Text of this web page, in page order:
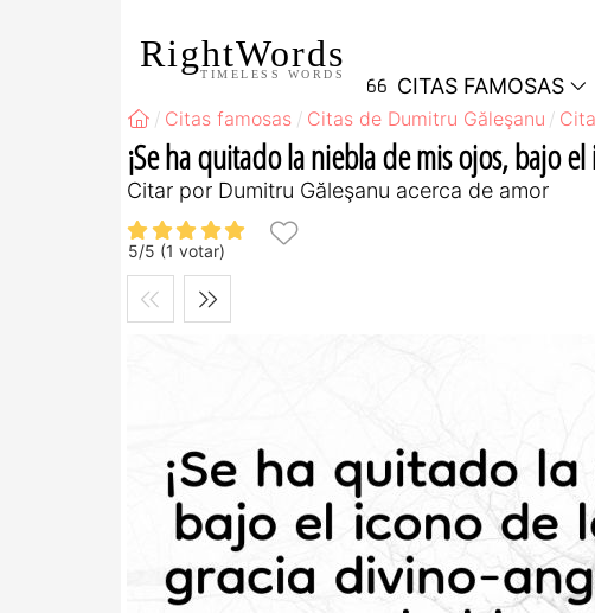
RightWords
TIMELESS WORDS CITAS FAMOSAS
Citas famosas Citas de Dumitru Găleşanu
¡Se ha quitado la niebla de mis ojos, bajo
Citar por Dumitru Găleşanu acerca de amor
5/5 (1 votar)